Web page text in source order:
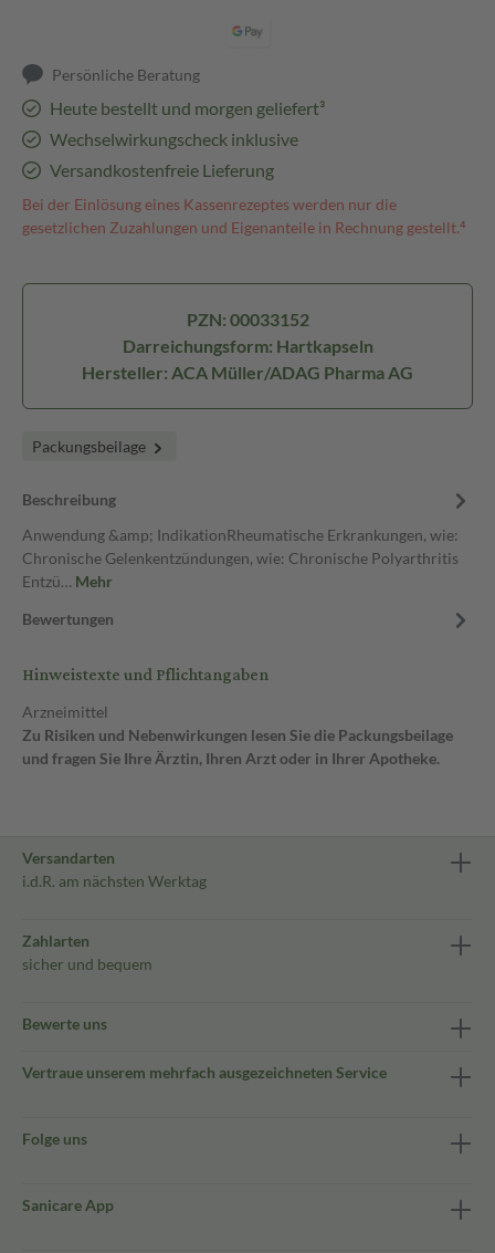
Persönliche Beratung
Heute bestellt und morgen geliefert³
Wechselwirkungscheck inklusive
Versandkostenfreie Lieferung
Bei der Einlösung eines Kassenrezeptes werden nur die
gesetzlichen Zuzahlungen und Eigenanteile in Rechnung gestellt.⁴
PZN: 00033152
Darreichungsform: Hartkapseln
Hersteller: ACA Müller/ADAG Pharma AG
Packungsbeilage
Beschreibung
Anwendung &amp; IndikationRheumatische Erkrankungen, wie:
Chronische Gelenkentzündungen, wie: Chronische Polyarthritis
Entzü… Mehr
Bewertungen
Hinweistexte und Pflichtangaben
Arzneimittel
Zu Risiken und Nebenwirkungen lesen Sie die Packungsbeilage
und fragen Sie Ihre Ärztin, Ihren Arzt oder in Ihrer Apotheke.
Versandarten
i.d.R. am nächsten Werktag
Zahlarten
sicher und bequem
Bewerte uns
Vertraue unserem mehrfach ausgezeichneten Service
Folge uns
Sanicare App